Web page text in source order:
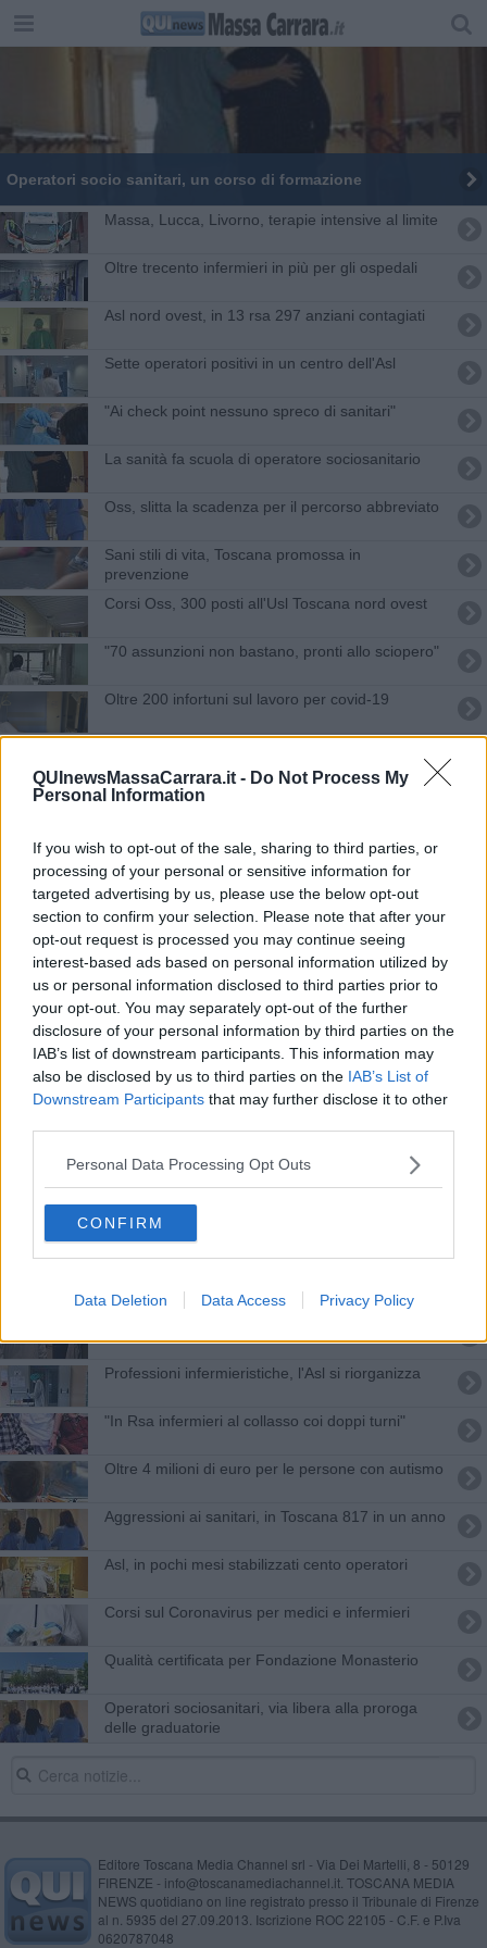
QUInewsMassaCarrara.it - Do Not Process My
Personal Information
If you wish to opt-out of the sale, sharing to third parties, or
processing of your personal or sensitive information for
targeted advertising by us, please use the below opt-out
section to confirm your selection. Please note that after your
opt-out request is processed you may continue seeing
interest-based ads based on personal information utilized by
us or personal information disclosed to third parties prior to
your opt-out. You may separately opt-out of the further
disclosure of your personal information by third parties on the
IAB’s list of downstream participants. This information may
also be disclosed by us to third parties on the IAB’s List of
Downstream Participants that may further disclose it to other
Personal Data Processing Opt Outs
CONFIRM
Data Deletion Data Access Privacy Policy
Operatori socio sanitari, un corso di formazione
Massa, Lucca, Livorno, terapie intensive al limite
Oltre trecento infermieri in più per gli ospedali
Asl nord ovest, in 13 rsa 297 anziani contagiati
Sette operatori positivi in un centro dell'Asl
"Ai check point nessuno spreco di sanitari"
La sanità fa scuola di operatore sociosanitario
Oss, slitta la scadenza per il percorso abbreviato
Sani stili di vita, Toscana promossa in
prevenzione
Corsi Oss, 300 posti all'Usl Toscana nord ovest
"70 assunzioni non bastano, pronti allo sciopero"
Oltre 200 infortuni sul lavoro per covid-19
"Meno sanitari ai check point e più in corsia"
Baby boom, 21 nuovi nati in 36 ore
Violenza contro i sanitari, arrivano pulsanti
d'allarme e vie di fuga
Valorizzare il caregiver familiare, Toscana verso
una nuova legge
Aumentano le aggressioni ai sanitari, infermieri i
più colpiti
L'Asl assumerà oltre cento infermieri
Corsi Oss per oltre trecento posti in Asl
Corsi Oss, oltre trecento posti
Covid e influenza vaccinazione doppia, ecco per
chi
Professioni infermieristiche, l'Asl si riorganizza
"In Rsa infermieri al collasso coi doppi turni"
Oltre 4 milioni di euro per le persone con autismo
Aggressioni ai sanitari, in Toscana 817 in un anno
Asl, in pochi mesi stabilizzati cento operatori
Corsi sul Coronavirus per medici e infermieri
Qualità certificata​ per Fondazione Monasterio
Operatori sociosanitari, via libera alla proroga
delle graduatorie
Editore Toscana Media Channel srl - Via Dei Martelli, 8 - 50129
FIRENZE - info@toscanamediachannel.it. TOSCANA MEDIA
NEWS quotidiano on line registrato presso il Tribunale di Firenze
al n. 5935 del 27.09.2013. Iscrizione ROC 22105 - C.F. e P.Iva
0620787048